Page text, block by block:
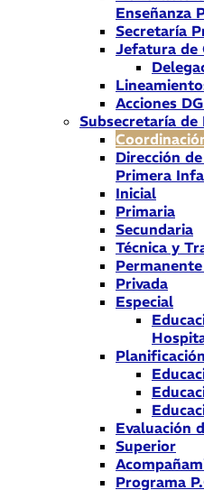
Enseñanza
Secretaría
Jefatura de
Acciones
Subsecretaría de
Dirección
Primera
Inicial
Primaria
Secundaria
Técnica y
Privada
Especial
Evaluación
Superior
Programa